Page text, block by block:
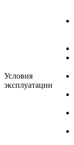
Условия
эксплуатации